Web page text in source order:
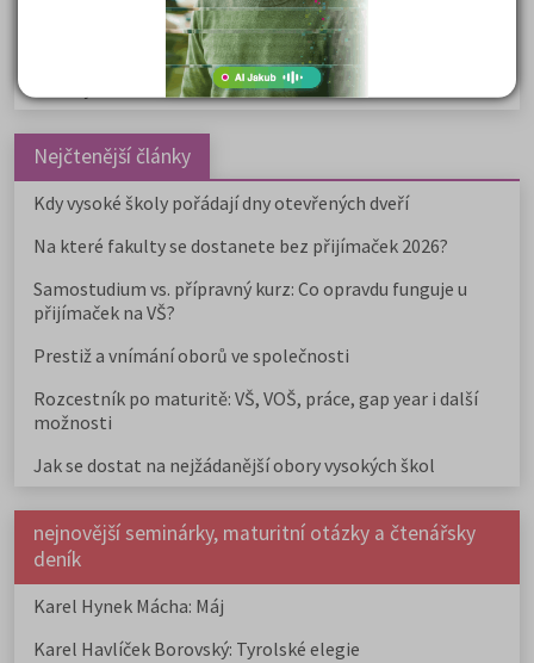
Politologie a mezinár. vztahy
Policejní akademie
Nejčtenější články
Kdy vysoké školy pořádají dny otevřených dveří
Na které fakulty se dostanete bez přijímaček 2026?
Samostudium vs. přípravný kurz: Co opravdu funguje u
přijímaček na VŠ?
Prestiž a vnímání oborů ve společnosti
Rozcestník po maturitě: VŠ, VOŠ, práce, gap year i další
možnosti
Jak se dostat na nejžádanější obory vysokých škol
nejnovější seminárky, maturitní otázky a čtenářsky
deník
Karel Hynek Mácha: Máj
Karel Havlíček Borovský: Tyrolské elegie